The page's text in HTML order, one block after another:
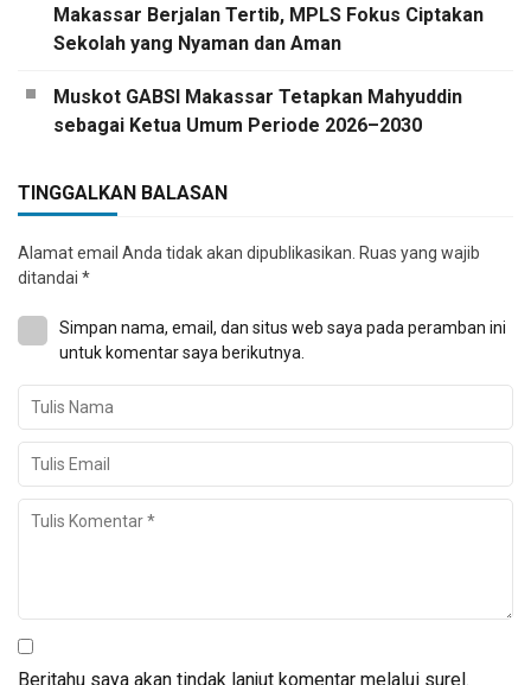
Makassar Berjalan Tertib, MPLS Fokus Ciptakan
Sekolah yang Nyaman dan Aman
Muskot GABSI Makassar Tetapkan Mahyuddin
sebagai Ketua Umum Periode 2026–2030
TINGGALKAN BALASAN
Alamat email Anda tidak akan dipublikasikan. Ruas yang wajib
ditandai *
Simpan nama, email, dan situs web saya pada peramban ini
untuk komentar saya berikutnya.
Beritahu saya akan tindak lanjut komentar melalui surel.